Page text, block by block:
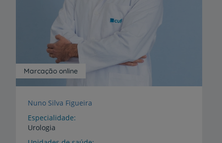
Marcação online
Nuno Silva Figueira
Especialidade
Urologia